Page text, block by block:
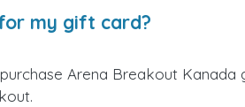
my gift card?
Arena Breakout